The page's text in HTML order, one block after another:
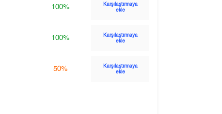
100%
Karşılaştırmaya
ekle
100%
Karşılaştırmaya
ekle
50%
Karşılaştırmaya
ekle